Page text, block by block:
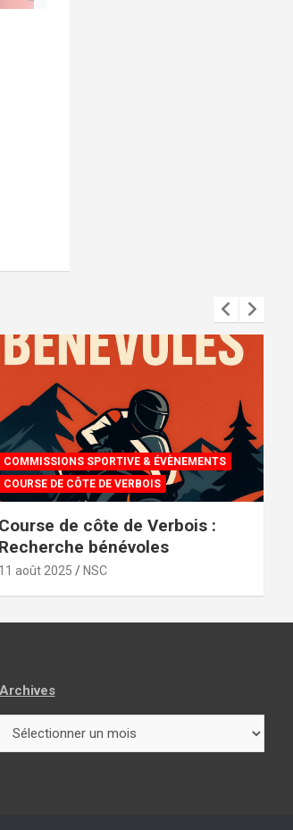
COMMISSIONS SPORTIVE & ÉVÈNEMENTS
COURSE DE CÔTE DE VERBOIS
Course de côte de Verbois :
Recherche bénévoles
11 août 2025 NSC
Archives